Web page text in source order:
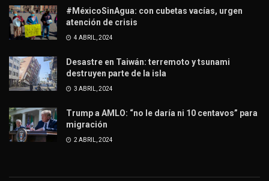
#MéxicoSinAgua: con cubetas vacías, urgen
atención de crisis
4 ABRIL, 2024
Desastre en Taiwán: terremoto y tsunami
destruyen parte de la isla
3 ABRIL, 2024
Trump a AMLO: “no le daría ni 10 centavos” para
migración
2 ABRIL, 2024